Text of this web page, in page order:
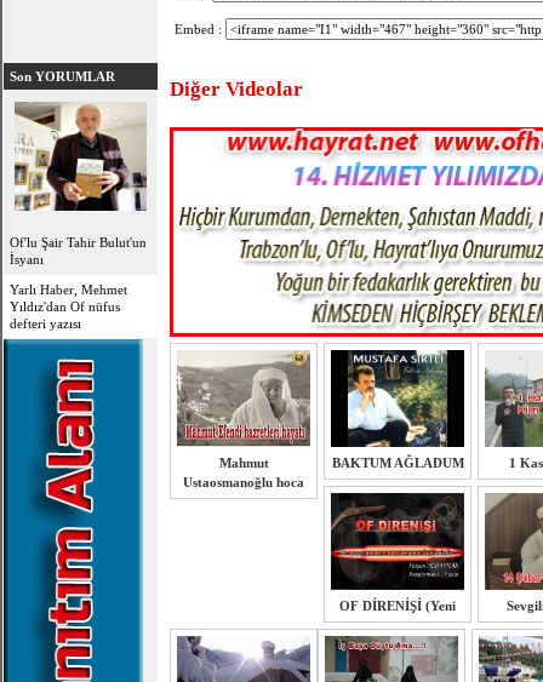
Oflu Hocadan
Uyarılar
OFLU HOCA'DAN
TOPLUMSAL UYARI
Son YORUMLAR
Of'lu Şair Tahir Bulut'un
İsyanı
Yarlı Haber, Mehmet
Yıldız'dan Of nüfus
defteri yazısı
Embed :
Diğer Videolar
Mahmut
Ustaosmanoğlu hoca
BAKTUM AĞLADUM 1
OF DİRENİŞİ (Yeni